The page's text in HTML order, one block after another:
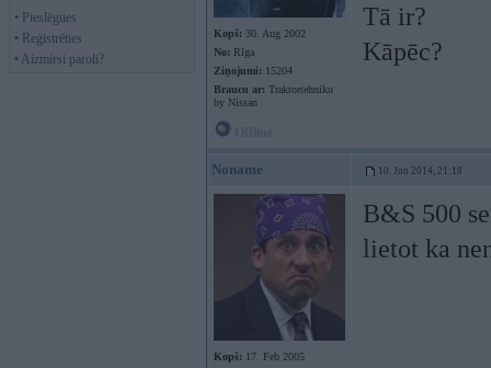
• Pieslēgties
• Reģistrēties
• Aizmirsi paroli?
Kopš: 30. Aug 2002
No: Rīga
Ziņojumi: 15204
Braucu ar: Traktortehniku
by Nissan
Tā ir?
Kāpēc?
Noname 10. Jun 2014, 21:18
Kopš: 17. Feb 2005
B&S 500
lietot ka